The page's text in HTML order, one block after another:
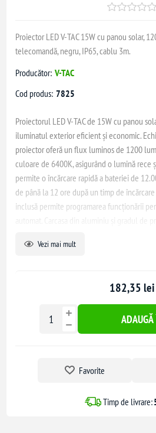
Proiector LED V-TAC 15W cu panou solar,
telecomandă, negru, IP65, cablu 3m.
Producător: V-TAC
Cod produs: 7825
Proiectorul LED V-TAC de 15W cu panou
iluminatul exterior eficient și economic.
proiector oferă un flux luminos de 1200
culoare de 6400K, asigurând o lumină rece
permite o încărcare rapidă a bateriei de
de până la 12 ore după un timp de
inclusă permite programarea funcționării
terase sau alte spații exterioare.
Vezi mai mult
182,35 lei
ADAUGĂ
Favorite
Timp de livrare: